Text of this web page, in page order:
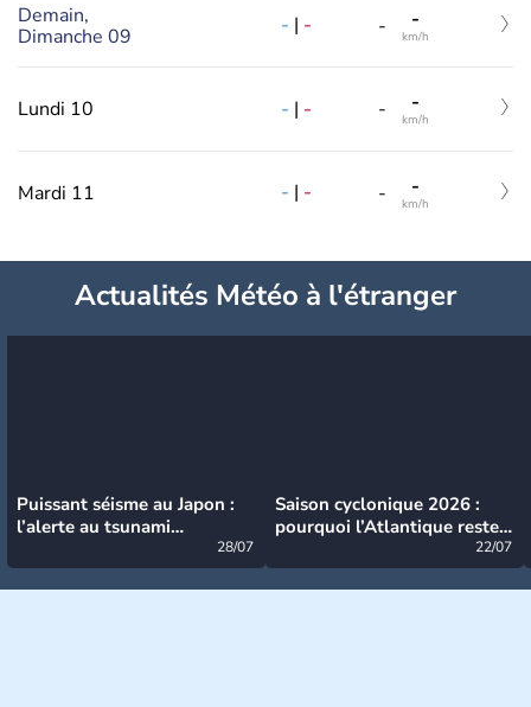
Demain,
Dimanche 09
- | - - -
km/h
Lundi 10 - | - - -
km/h
Mardi 11 - | - - -
km/h
Actualités Météo à l'étranger
Puissant séisme au Japon :
l’alerte au tsunami
28/07
Saison cyclonique 2026 :
pourquoi l’Atlantique reste
22/07